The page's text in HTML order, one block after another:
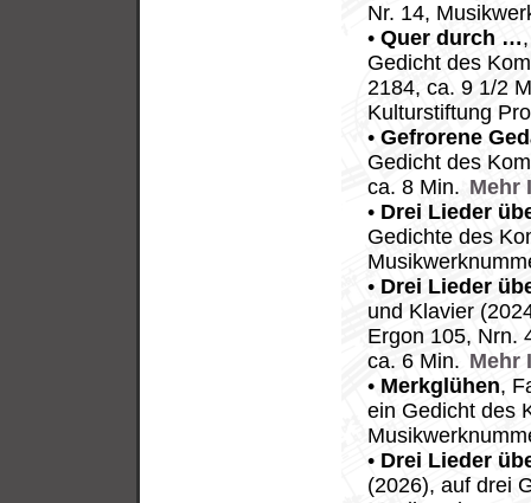
Nr. 14,
•Quer durch …
Gedicht des
2184, ca. 9 1/2
Kulturstiftung
•Gefrorene
Gedicht des
ca. 8 Min. Mehr
• Drei Lieder
Gedichte des
• Drei Lieder
und Klavier
Ergon 105, Nrn.
ca. 6 Min. Mehr
• Merkglühen,
ein Gedicht des
• Drei Lieder
(2026), auf drei